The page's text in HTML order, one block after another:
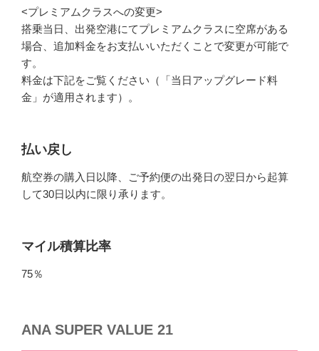
<プレミアムクラスへの変更>
搭乗当日、出発空港にてプレミアムクラスに空席がある
場合、追加料金をお支払いいただくことで変更が可能で
す。
料金は下記をご覧ください（「当日アップグレード料
金」が適用されます）。
払い戻し
航空券の購入日以降、ご予約便の出発日の翌日から起算
して30日以内に限り承ります。
マイル積算比率
75％
ANA SUPER VALUE 21